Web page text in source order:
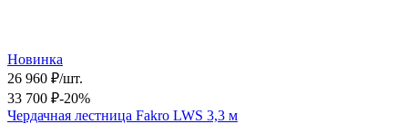
Новинка
26 960 ₽/шт.
33 700 ₽-20%
Чердачная лестница Fakro LWS 3,3 м